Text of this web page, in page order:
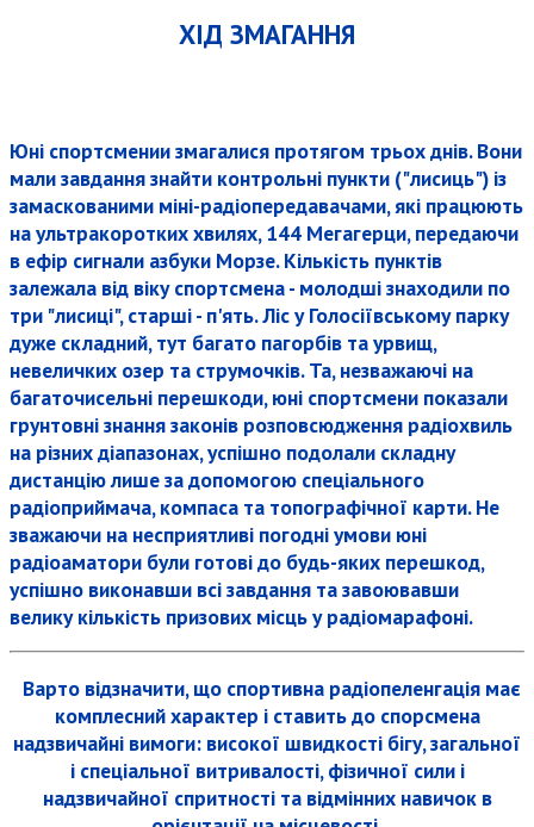
ХІД ЗМАГАННЯ
Юні спортсмении змагалися протягом трьох днів. Вони
мали завдання знайти контрольні пункти ("лисиць") із
замаскованими міні-радіопередавачами, які працюють
на ультракоротких хвилях, 144 Мегагерци, передаючи
в ефір сигнали азбуки Морзе. Кількість пунктів
залежала від віку спортсмена - молодші знаходили по
три "лисиці", старші - п'ять. Ліс у Голосіївському парку
дуже складний, тут багато пагорбів та урвищ,
невеличких озер та струмочків. Та, незважаючі на
багаточисельні перешкоди, юні спортсмени показали
грунтовні знання законів розповсюдження радіохвиль
на різних діапазонах, успішно подолали складну
дистанцію лише за допомогою спеціального
радіоприймача, компаса та топографічної карти. Не
зважаючи на несприятливі погодні умови юні
радіоаматори були готові до будь-яких перешкод,
успішно виконавши всі завдання та завоювавши
велику кількість призових місць у радіомарафоні.
Варто відзначити, що спортивна радіопеленгація має
комплесний характер і ставить до спорсмена
надзвичайні вимоги: високої швидкості бігу, загальної
і спеціальної витривалості, фізичної сили і
надзвичайної спритності та відмінних навичок в